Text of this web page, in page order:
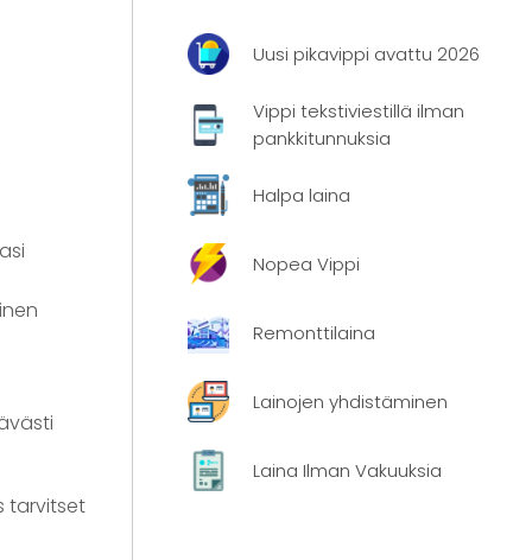
tarvitset
Uusi pikavippi avattu 2026
Vippi tekstiviestillä ilman
pankkitunnuksia
Halpa laina
Nopea Vippi
Remonttilaina
Lainojen yhdistäminen
Laina Ilman Vakuuksia